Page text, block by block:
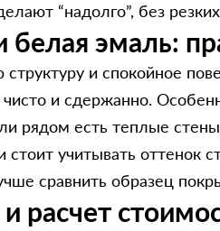
“надолго”, без
белая эмаль:
структуру и спокойное
и сдержанно.
рядом есть теплые
учитывать оттенок
сравнить образец
расчет